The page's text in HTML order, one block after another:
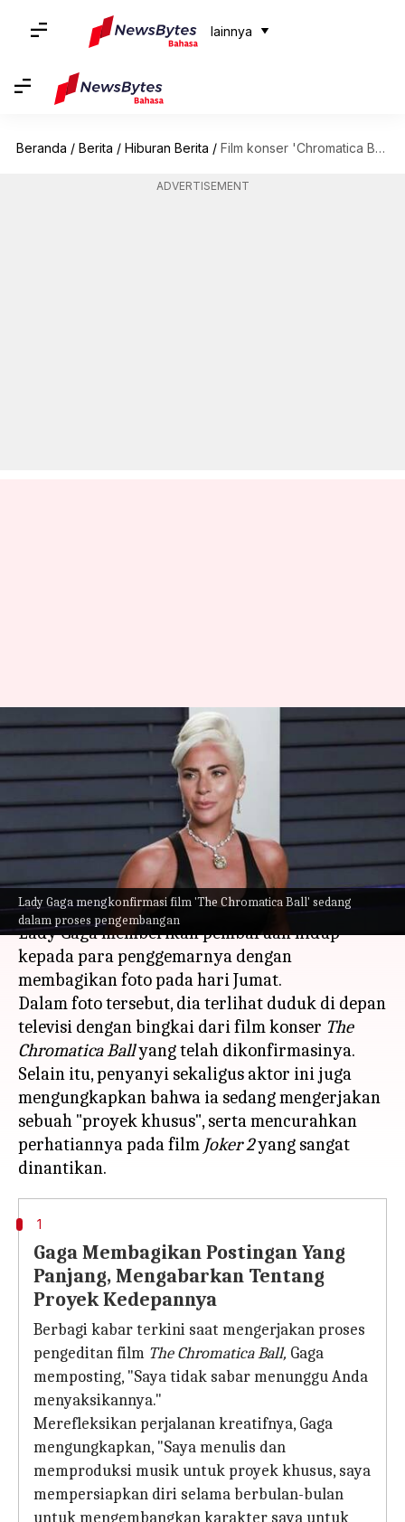
lainnya
Beranda / Berita / Hiburan Berita / Film konser 'Chromatica Ball' Sedang Dalam Proses Pengembangan; Lady Gaga Membagikan Kabar Tekini
ADVERTISEMENT
Lady Gaga mengkonfirmasi film 'The Chromatica Ball' sedang
dalam proses pengembangan
Film konser 'Chromatica Ball'
Sedang Dalam Proses
Pengembangan; Lady Gaga
Membagikan Kabar Tekini
Jun 19, 2023 12:39 pm
Apa ceritanya
Lady Gaga memberikan pembaruan hidup
kepada para penggemarnya dengan
membagikan foto pada hari Jumat.
Dalam foto tersebut, dia terlihat duduk di depan
televisi dengan bingkai dari film konser The
Chromatica Ballyang telah dikonfirmasinya.
Selain itu, penyanyi sekaligus aktor ini juga
mengungkapkan bahwa ia sedang mengerjakan
sebuah "proyek khusus", serta mencurahkan
perhatiannya pada film Joker 2yang sangat
1
Gaga Membagikan Postingan Yang
Panjang, Mengabarkan Tentang
Proyek Kedepannya
Berbagi kabar terkini saat mengerjakan proses
pengeditan film The Chromatica Ball, Gaga
memposting, "Saya tidak sabar menunggu Anda
menyaksikannya."
Merefleksikan perjalanan kreatifnya, Gaga
mengungkapkan, "Saya menulis dan
memproduksi musik untuk proyek khusus, saya
mempersiapkan diri selama berbulan-bulan
untuk mengembangkan karakter saya untuk